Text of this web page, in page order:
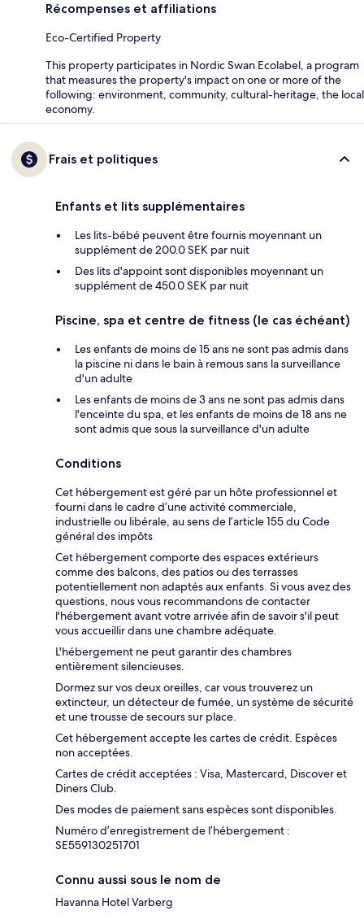
Récompenses et affiliations
Eco-Certified Property
This property participates in Nordic Swan Ecolabel, a program
that measures the property's impact on one or more of the
following: environment, community, cultural-heritage, the local
economy.
Frais et politiques
Enfants et lits supplémentaires
Les lits-bébé peuvent être fournis moyennant un
supplément de 200.0 SEK par nuit
Des lits d'appoint sont disponibles moyennant un
supplément de 450.0 SEK par nuit
Piscine, spa et centre de fitness (le cas échéant)
Les enfants de moins de 15 ans ne sont pas admis dans
la piscine ni dans le bain à remous sans la surveillance
d'un adulte
Les enfants de moins de 3 ans ne sont pas admis dans
l'enceinte du spa, et les enfants de moins de 18 ans ne
sont admis que sous la surveillance d'un adulte
Conditions
Cet hébergement est géré par un hôte professionnel et
fourni dans le cadre d’une activité commerciale,
industrielle ou libérale, au sens de l’article 155 du Code
général des impôts
Cet hébergement comporte des espaces extérieurs
comme des balcons, des patios ou des terrasses
potentiellement non adaptés aux enfants. Si vous avez des
questions, nous vous recommandons de contacter
l'hébergement avant votre arrivée afin de savoir s'il peut
vous accueillir dans une chambre adéquate.
L'hébergement ne peut garantir des chambres
entièrement silencieuses.
Dormez sur vos deux oreilles, car vous trouverez un
extincteur, un détecteur de fumée, un système de sécurité
et une trousse de secours sur place.
Cet hébergement accepte les cartes de crédit. Espèces
non acceptées.
Cartes de crédit acceptées : Visa, Mastercard, Discover et
Diners Club.
Des modes de paiement sans espèces sont disponibles.
Numéro d’enregistrement de l’hébergement :
SE559130251701
Connu aussi sous le nom de
Havanna Hotel Varberg